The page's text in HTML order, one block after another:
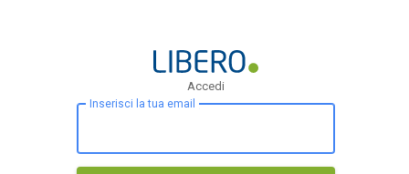
Accedi
Inserisci la tua email